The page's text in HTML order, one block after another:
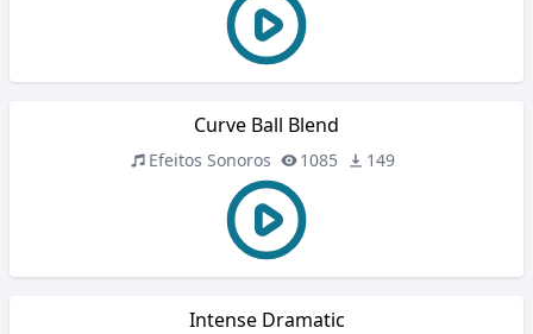
Curve Ball Blend
Efeitos Sonoros 1085 149
Intense Dramatic